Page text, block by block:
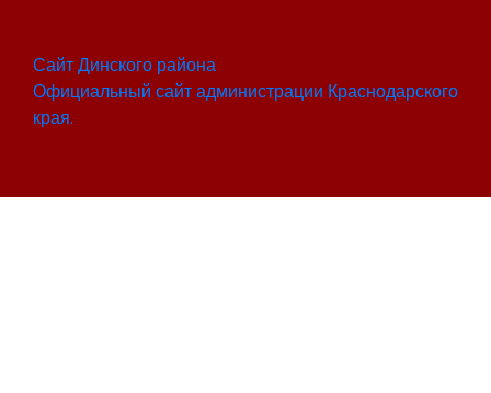
Сайт Динского района
Официальный сайт администрации Краснодарского
края.